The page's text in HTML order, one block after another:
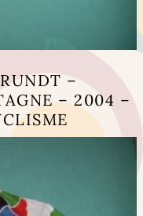
–
– 2004 –